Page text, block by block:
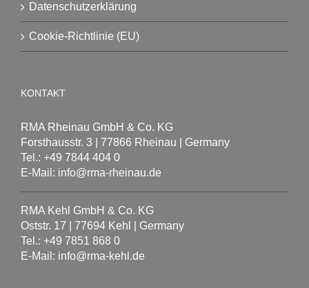
Datenschutzerklärung
Cookie-Richtlinie (EU)
KONTAKT
RMA Rheinau GmbH & Co. KG
Forsthausstr. 3 | 77866 Rheinau | Germany
Tel.: +49 7844 404 0
E-Mail: info@rma-rheinau.de
RMA Kehl GmbH & Co. KG
Oststr. 17 | 77694 Kehl | Germany
Tel.: +49 7851 868 0
E-Mail: info@rma-kehl.de